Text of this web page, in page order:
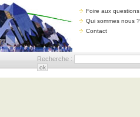
Foire aux questions
Qui sommes nous ?
Contact
Recherche :